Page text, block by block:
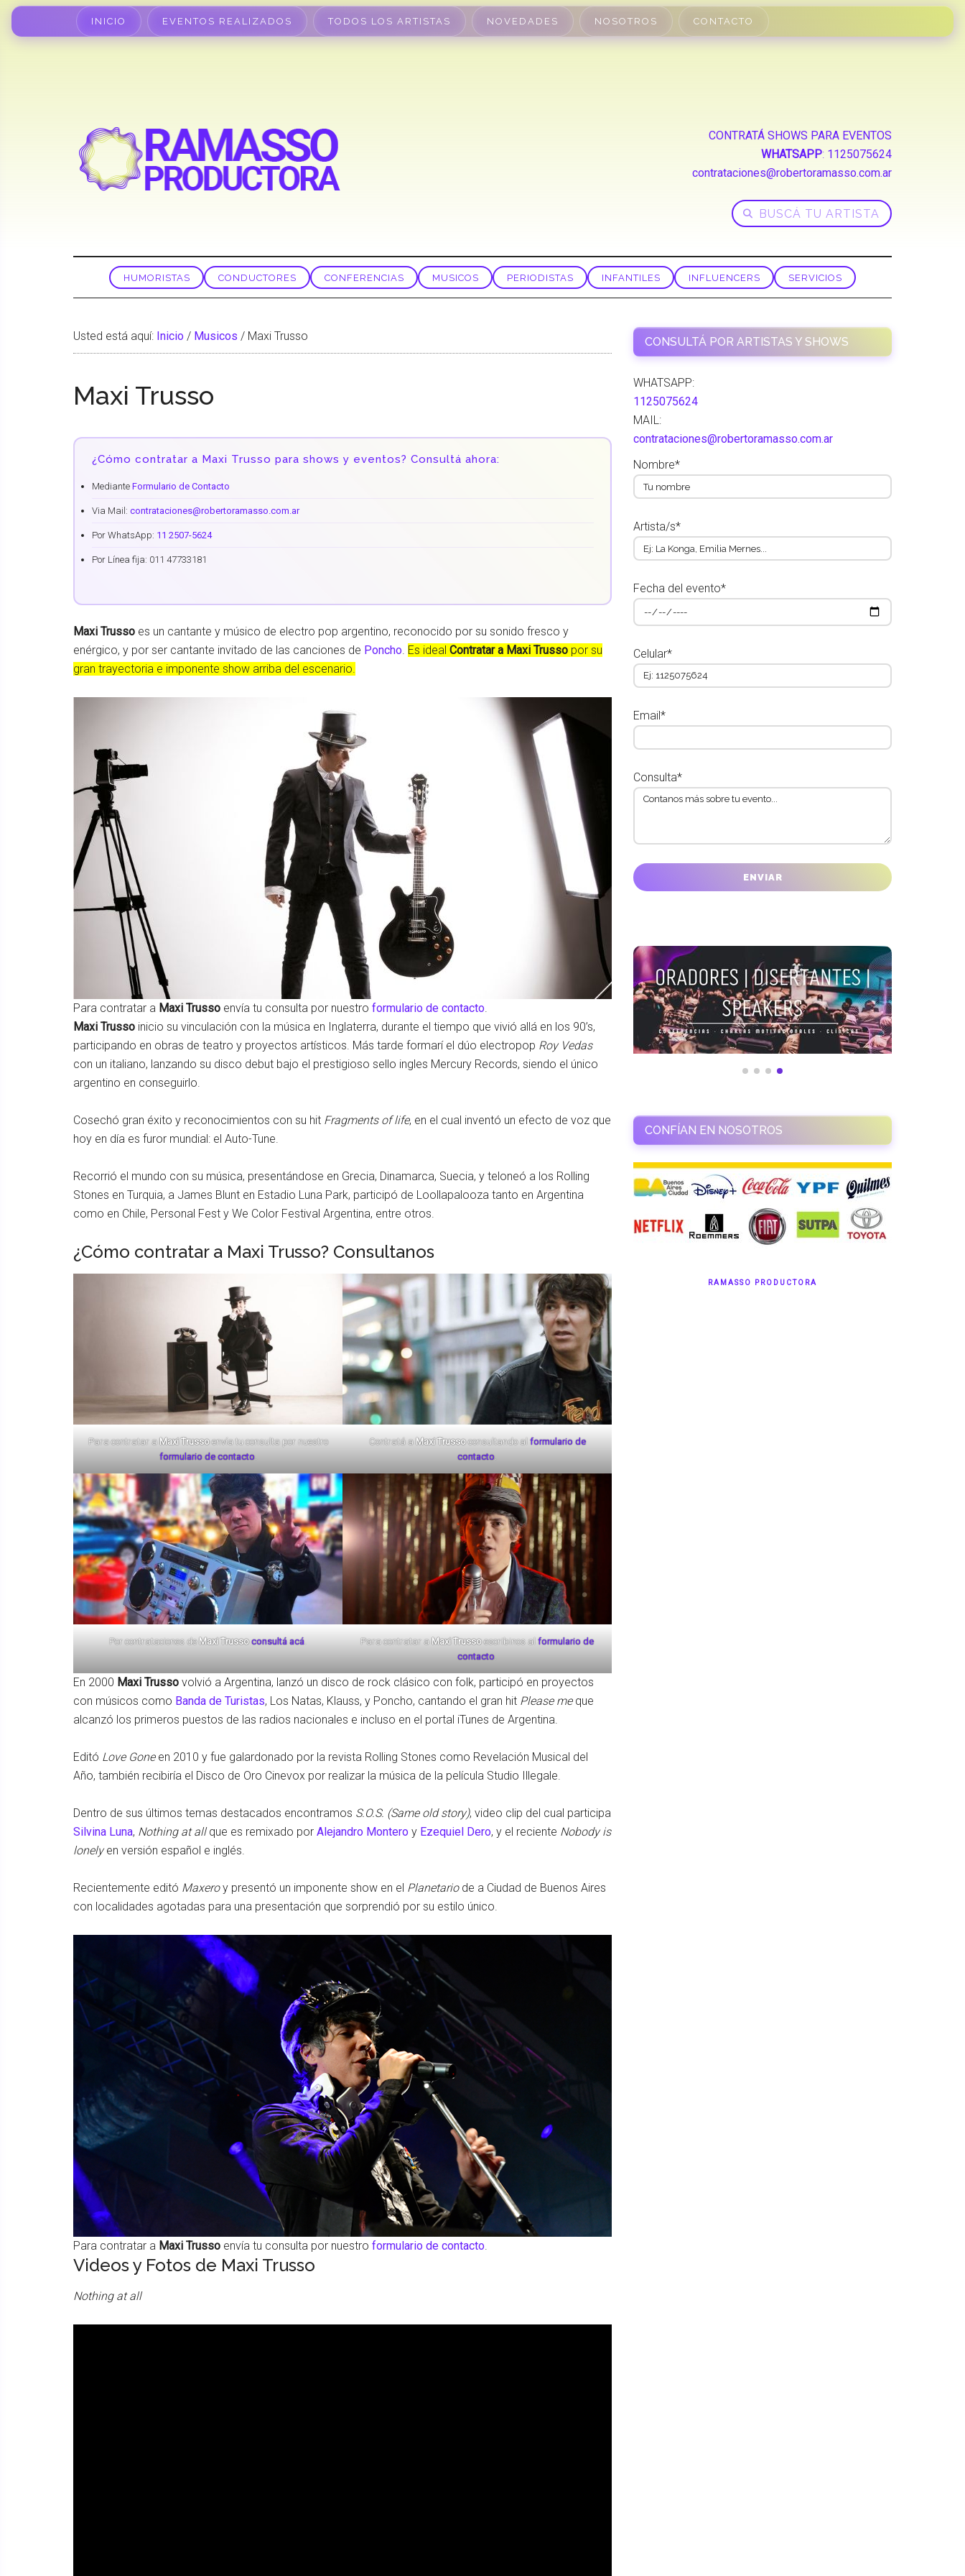
INICIO EVENTOS REALIZADOS TODOS LOS ARTISTAS NOVEDADES NOSOTROS CONTACTO
CONTRATÁ SHOWS PARA EVENTOS
WHATSAPP: 1125075624
contrataciones@robertoramasso.com.ar
HUMORISTAS CONDUCTORES CONFERENCIAS MUSICOS PERIODISTAS INFANTILES INFLUENCERS SERVICIOS
Usted está aquí: Inicio / Musicos / Maxi Trusso
Maxi Trusso
¿Cómo contratar a Maxi Trusso para shows y eventos? Consultá ahora:
Mediante Formulario de Contacto
Via Mail: contrataciones@robertoramasso.com.ar
Por WhatsApp: 11 2507-5624
Por Línea fija: 011 47733181
Maxi Trusso es un cantante y músico de electro pop argentino, reconocido por su sonido fresco y
enérgico, y por ser cantante invitado de las canciones de Poncho. Es ideal Contratar a Maxi Trusso por su
gran trayectoria e imponente show arriba del escenario.
Para contratar a Maxi Trusso envía tu consulta por nuestro formulario de contacto.
Maxi Trusso inicio su vinculación con la música en Inglaterra, durante el tiempo que vivió allá en los 90’s,
participando en obras de teatro y proyectos artísticos. Más tarde formarí el dúo electropop Roy Vedas
con un italiano, lanzando su disco debut bajo el prestigioso sello ingles Mercury Records, siendo el único
argentino en conseguirlo.
Cosechó gran éxito y reconocimientos con su hit Fragments of life, en el cual inventó un efecto de voz que
hoy en día es furor mundial: el Auto-Tune.
Recorrió el mundo con su música, presentándose en Grecia, Dinamarca, Suecia, y teloneó a los Rolling
Stones en Turquia, a James Blunt en Estadio Luna Park, participó de Loollapalooza tanto en Argentina
como en Chile, Personal Fest y We Color Festival Argentina, entre otros.
¿Cómo contratar a Maxi Trusso? Consultanos
Para contratar a Maxi Trussoenvía tu consulta por nuestro
formulario de contacto.
Contratá a Maxi Trussoconsultando al formulario de
contacto.
Por contrataciones de Maxi Trusso consultá acá. Para contratar a Maxi Trussoescribinos al formulario de
contacto.
En 2000 Maxi Trusso volvió a Argentina, lanzó un disco de rock clásico con folk, participó en proyectos
con músicos como Banda de Turistas, Los Natas, Klauss, y Poncho, cantando el gran hit Please meque
alcanzó los primeros puestos de las radios nacionales e incluso en el portal iTunes de Argentina.
Editó Love Goneen 2010 y fue galardonado por la revista Rolling Stones como Revelación Musical del
Año, también recibiría el Disco de Oro Cinevox por realizar la música de la película Studio Illegale.
Dentro de sus últimos temas destacados encontramos S.O.S. (Same old story), video clip del cual participa
Silvina Luna, Nothing at allque es remixado por Alejandro Montero y Ezequiel Dero, y el reciente Nobody is
lonelyen versión español e inglés.
Recientemente editó Maxeroy presentó un imponente show en el Planetariode a Ciudad de Buenos Aires
con localidades agotadas para una presentación que sorprendió por su estilo único.
Para contratar a Maxi Trusso envía tu consulta por nuestro formulario de contacto.
Videos y Fotos de Maxi Trusso
Nothing at all
CONSULTÁ POR ARTISTAS Y SHOWS
WHATSAPP:
1125075624
MAIL:
contrataciones@robertoramasso.com.ar
Nombre*
Artista/s*
Fecha del evento*
Celular*
Email*
Consulta*
CONFÍAN EN NOSOTROS
RAMASSO PRODUCTORA